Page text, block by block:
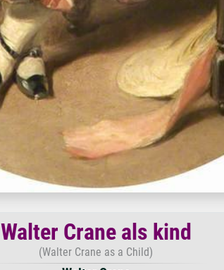
Walter Crane als kind
(Walter Crane as a Child)